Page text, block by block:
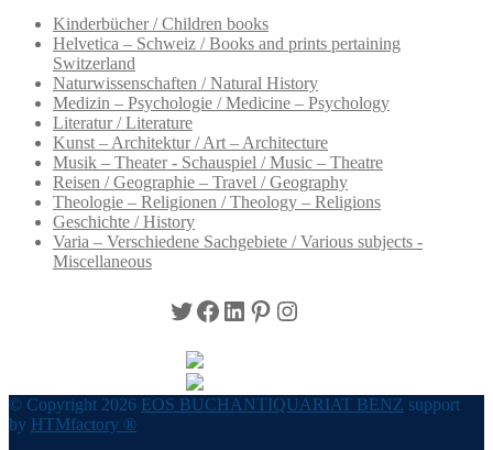
Kinderbücher / Children books
Helvetica – Schweiz / Books and prints pertaining
Switzerland
Naturwissenschaften / Natural History
Medizin – Psychologie / Medicine – Psychology
Literatur / Literature
Kunst – Architektur / Art – Architecture
Musik – Theater - Schauspiel / Music – Theatre
Reisen / Geographie – Travel / Geography
Theologie – Religionen / Theology – Religions
Geschichte / History
Varia – Verschiedene Sachgebiete / Various subjects -
Miscellaneous
Twitter
Facebook
LinkedIn
Pinterest
Instagram
© Copyright 2026 EOS BUCHANTIQUARIAT BENZ support
by HTMfactory ®